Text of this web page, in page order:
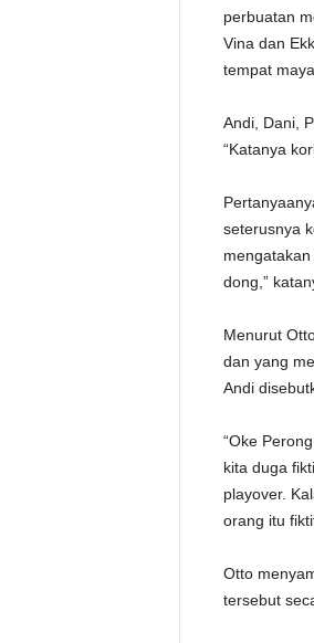
perbuatan
Vina dan
tempat
Andi, Dani,
“Katanya
seterusnya
dong,”
Menurut
dan yang
Andi
“Oke
kita duga
playover.
orang itu
Otto
tersebut